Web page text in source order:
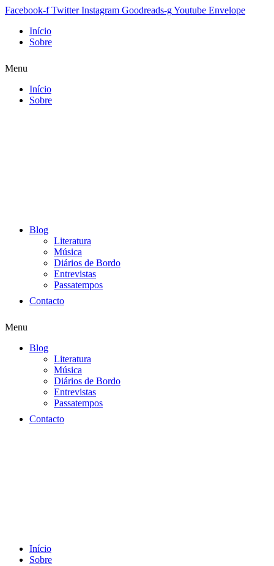
Facebook-f Twitter Instagram Goodreads-gYoutube Envelope
Início
Sobre
Menu
Início
Sobre
Blog
Literatura
Música
Diários de Bordo
Entrevistas
Passatempos
Contacto
Menu
Blog
Literatura
Música
Diários de Bordo
Entrevistas
Passatempos
Contacto
Início
Sobre